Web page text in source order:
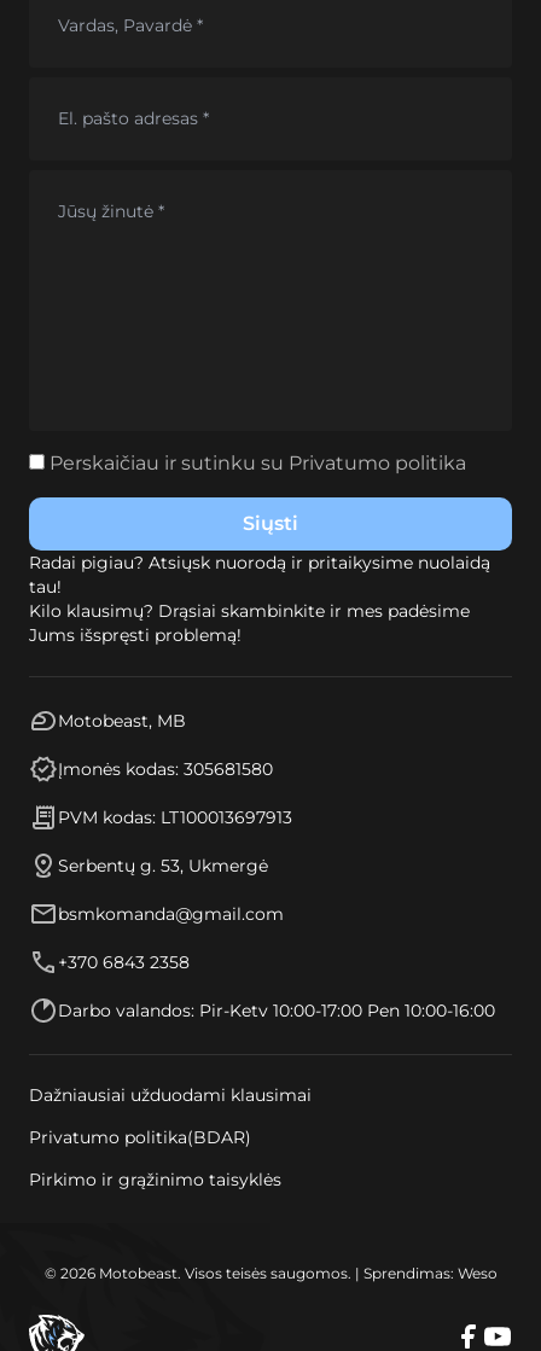
Radai pigiau? Atsiųsk nuorodą ir pritaikysime nuolaidą
tau!
Kilo klausimų? Drąsiai skambinkite ir mes padėsime
Jums išspręsti problemą!
Motobeast, MB
Įmonės kodas: 305681580
PVM kodas: LT100013697913
Serbentų g. 53, Ukmergė
bsmkomanda@gmail.com
+370 6843 2358
Darbo valandos: Pir-Ketv 10:00-17:00 Pen 10:00-16:00
Dažniausiai užduodami klausimai
Privatumo politika(BDAR)
Pirkimo ir grąžinimo taisyklės
Perskaičiau ir sutinku su Privatumo politika
© 2026 Motobeast. Visos teisės saugomos. | Sprendimas: Weso